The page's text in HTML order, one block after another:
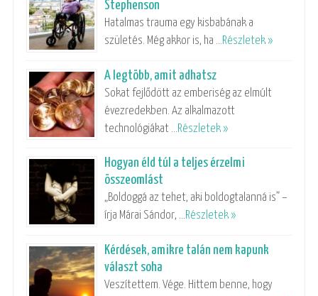
Stephenson
Hatalmas trauma egy kisbabának a
születés. Még akkor is, ha …Részletek »
A legtöbb, amit adhatsz
Sokat fejlődött az emberiség az elmúlt
évezredekben. Az alkalmazott
technológiákat …Részletek »
Hogyan éld túl a teljes érzelmi
összeomlást
„Boldoggá az tehet, aki boldogtalanná is” –
írja Márai Sándor, …Részletek »
Kérdések, amikre talán nem kapunk
választ soha
Veszítettem. Vége. Hittem benne, hogy